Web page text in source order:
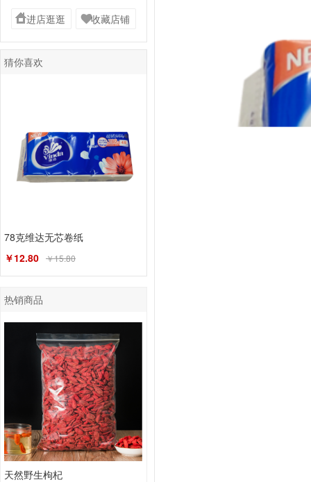
进店逛逛 收藏店铺
猜你喜欢
78克维达无芯卷纸
￥12.80 ￥15.80
热销商品
天然野生枸杞